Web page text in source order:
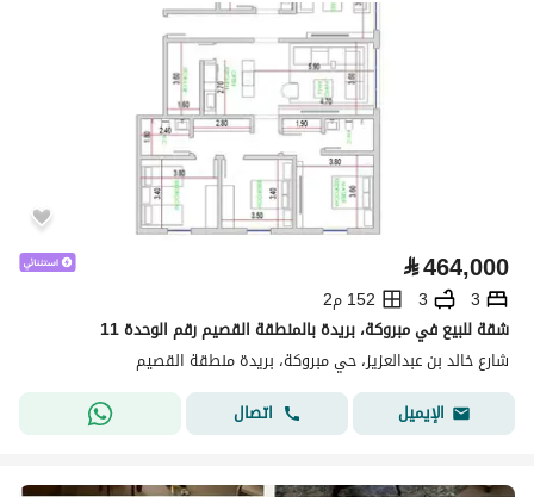
⃁464,000
3
3
152 م2
شقة للبيع في مبروكة، بريدة بالمنطقة القصيم رقم الوحدة 11
شارع خالد بن عبدالعزيز، حي مبروكة، بريدة منطقة القصيم
الإيميل
اتصال